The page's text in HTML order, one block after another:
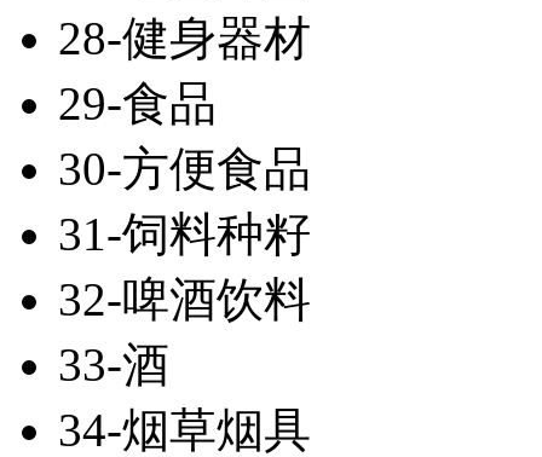
28-健身器材
29-食品
30-方便食品
31-饲料种籽
32-啤酒饮料
33-酒
34-烟草烟具